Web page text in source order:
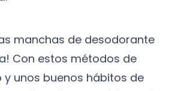
manchas de desodorante
Con estos métodos de
unos buenos hábitos de